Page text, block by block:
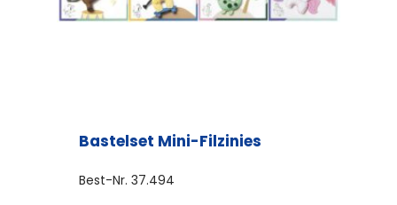
Bastelset Mini-Filzinies
Best-Nr. 37.494